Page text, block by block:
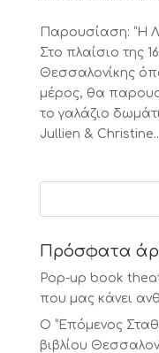
Παρουσίαση: “Η
Στο πλαίσιο της
Θεσσαλονίκης
μέρος, θα
το γαλάζιο
Jullien &
Πρόσφατα
Pop-up book
που μας κάνει
Ο “Επόμενος
βιβλίου